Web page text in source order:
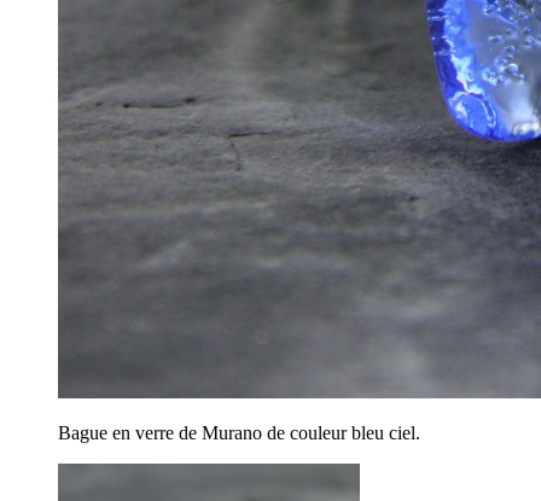
Bague en verre de Murano de couleur bleu ciel.